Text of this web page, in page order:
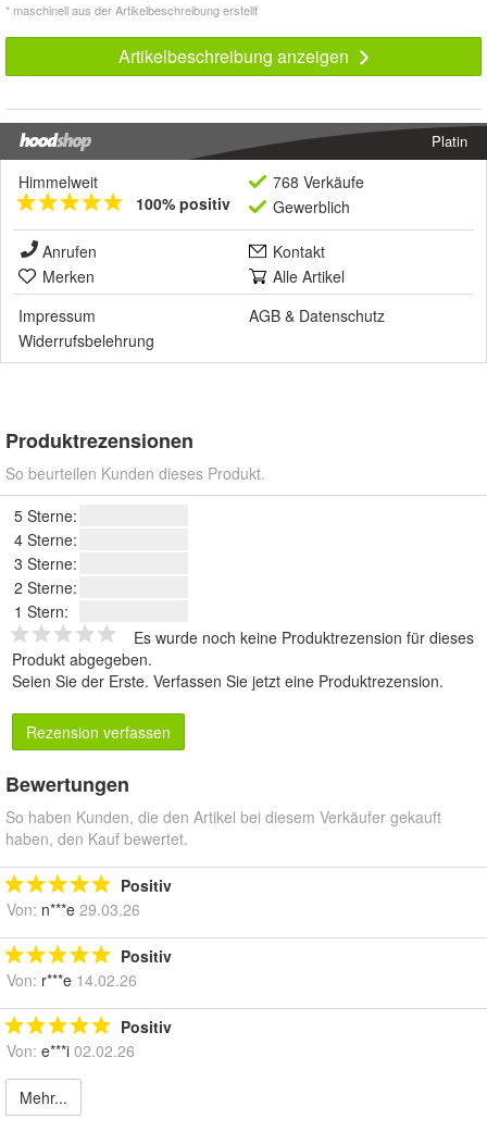
* maschinell aus der Artikelbeschreibung erstellt
Artikelbeschreibung anzeigen
Platin
Himmelweit
100% positiv
768 Verkäufe
Gewerblich
Anrufen
Kontakt
Merken
Alle Artikel
Impressum
AGB & Datenschutz
Widerrufsbelehrung
Produktrezensionen
So beurteilen Kunden dieses Produkt.
5 Sterne:
4 Sterne:
3 Sterne:
2 Sterne:
1 Stern:
Es wurde noch keine Produktrezension für dieses
Produkt abgegeben.
Seien Sie der Erste. Verfassen Sie jetzt eine Produktrezension.
Rezension verfassen
Bewertungen
So haben Kunden, die den Artikel bei diesem Verkäufer gekauft
haben, den Kauf bewertet.
Positiv
Von: n***e 29.03.26
Positiv
Von: r***e 14.02.26
Positiv
Von: e***i 02.02.26
Mehr...